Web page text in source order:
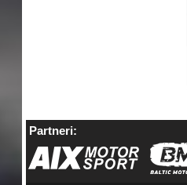
Partneri: